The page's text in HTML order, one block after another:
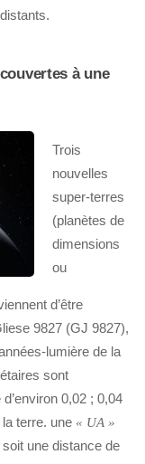
à une
Trois
nouvelles
super-terres
(planètes de
dimensions
ou
d’être
9827 (GJ 9827),
lumière de la
sont
0,02 ; 0,04
terre. une « UA »
une distance de